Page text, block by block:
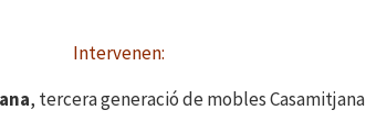
Intervenen:
, tercera generació de mobles Casamitjana